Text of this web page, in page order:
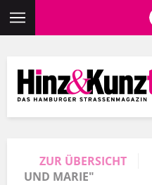
Inhalt
ZUR ÜBERSICHT
UND MARIE"